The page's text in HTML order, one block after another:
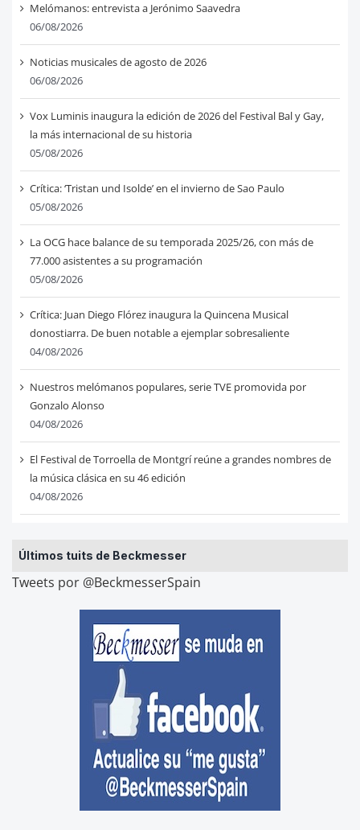
Melómanos: entrevista a Jerónimo Saavedra
06/08/2026
Noticias musicales de agosto de 2026
06/08/2026
Vox Luminis inaugura la edición de 2026 del Festival Bal y Gay,
la más internacional de su historia
05/08/2026
Crítica: ‘Tristan und Isolde’ en el invierno de Sao Paulo
05/08/2026
La OCG hace balance de su temporada 2025/26, con más de
77.000 asistentes a su programación
05/08/2026
Crítica: Juan Diego Flórez inaugura la Quincena Musical
donostiarra. De buen notable a ejemplar sobresaliente
04/08/2026
Nuestros melómanos populares, serie TVE promovida por
Gonzalo Alonso
04/08/2026
El Festival de Torroella de Montgrí reúne a grandes nombres de
la música clásica en su 46 edición
04/08/2026
Últimos tuits de Beckmesser
Tweets por @BeckmesserSpain